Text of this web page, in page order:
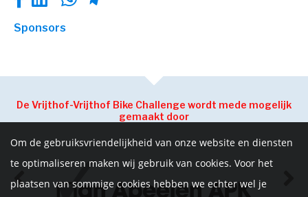
Sponsors
De Vrijthof-Vrijthof Bike Challenge wordt mede mogelijk
gemaakt door
Om de gebruiksvriendelijkheid van onze website en diensten
te optimaliseren maken wij gebruik van cookies. Voor het
plaatsen van sommige cookies hebben we echter wel je